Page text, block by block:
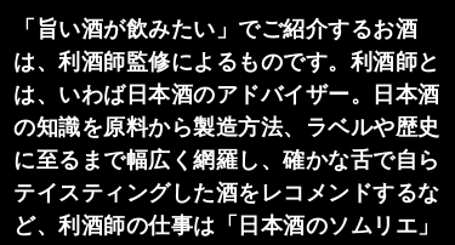
「旨い酒が飲みたい」でご紹介するお酒
は、利酒師監修によるものです。利酒師と
は、いわば日本酒のアドバイザー。日本酒
の知識を原料から製造方法、ラベルや歴史
に至るまで幅広く網羅し、確かな舌で自ら
テイスティングした酒をレコメンドするな
ど、利酒師の仕事は「日本酒のソムリエ」